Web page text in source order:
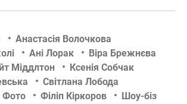
Анастасія Волочкова
Ані Лорак
Віра Брежнєва
Міддлтон
Ксенія Собчак
Світлана Лобода
Фото Філіп Кіркоров
Шоу-біз